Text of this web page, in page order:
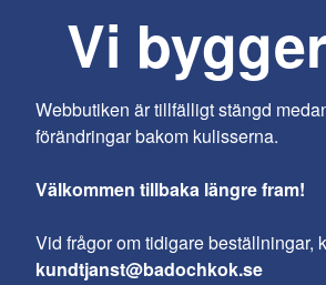
Vi
Webbutiken är tillfälligt stängd
förändringar bakom kulisserna.
Välkommen tillbaka längre fram!
Vid frågor om tidigare beställningar,
kundtjanst@badochkok.se